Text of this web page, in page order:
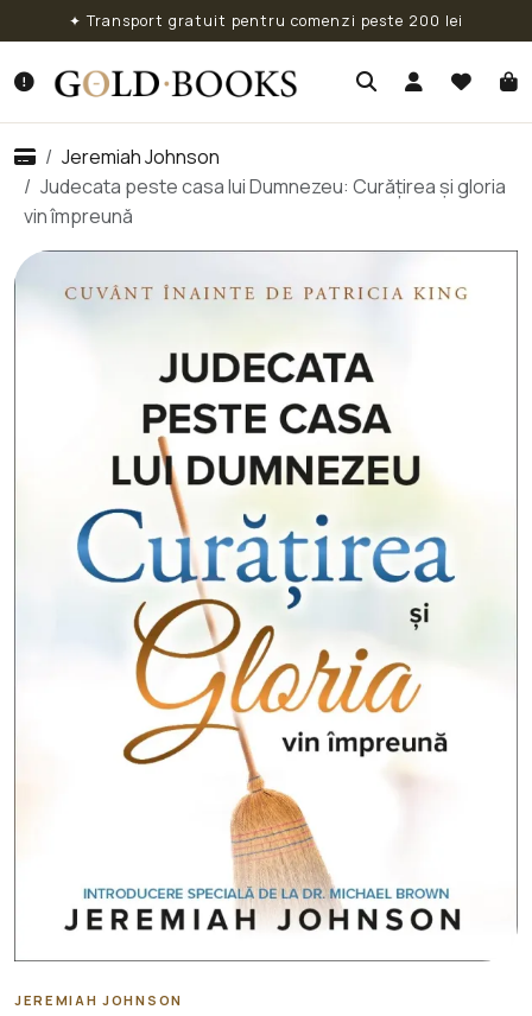
✦ Transport gratuit pentru comenzi peste 200 lei
Jeremiah Johnson
Judecata peste casa lui Dumnezeu: Curățirea și gloria
vin împreună
JEREMIAH JOHNSON